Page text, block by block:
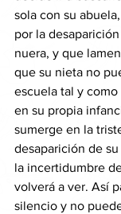
sola con su
por la
nuera, y que
que su nieta no
escuela tal y
en su propia
sumerge en la
desaparición de
la incertidumbre
volverá a ver. Así
silencio y no